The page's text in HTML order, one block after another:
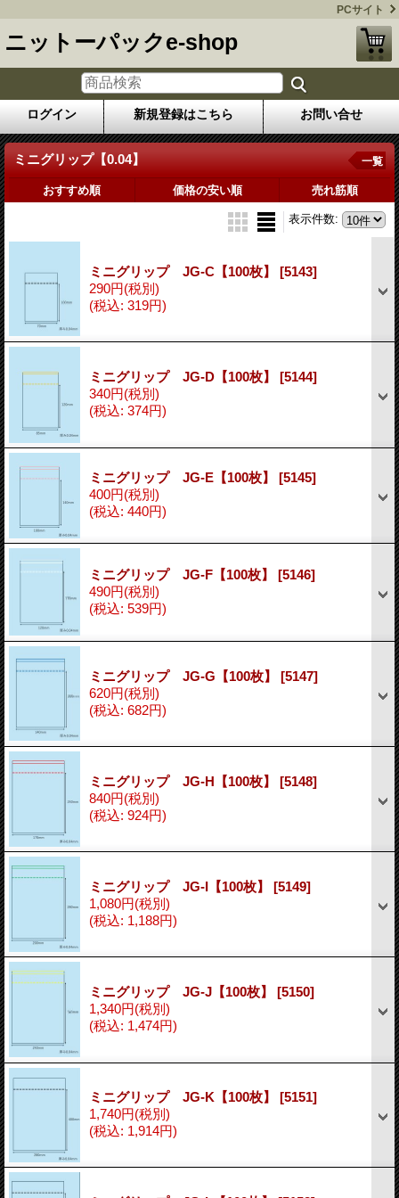
PCサイト
ニットーパックe-shop
ログイン 新規登録はこちら お問い合せ
ミニグリップ【0.04】 一覧
おすすめ順 価格の安い順 売れ筋順
表示件数:
ミニグリップ JG-C【100枚】 [5143]
290円(税別)
(税込: 319円)
ミニグリップ JG-D【100枚】 [5144]
340円(税別)
(税込: 374円)
ミニグリップ JG-E【100枚】 [5145]
400円(税別)
(税込: 440円)
ミニグリップ JG-F【100枚】 [5146]
490円(税別)
(税込: 539円)
ミニグリップ JG-G【100枚】 [5147]
620円(税別)
(税込: 682円)
ミニグリップ JG-H【100枚】 [5148]
840円(税別)
(税込: 924円)
ミニグリップ JG-I【100枚】 [5149]
1,080円(税別)
(税込: 1,188円)
ミニグリップ JG-J【100枚】 [5150]
1,340円(税別)
(税込: 1,474円)
ミニグリップ JG-K【100枚】 [5151]
1,740円(税別)
(税込: 1,914円)